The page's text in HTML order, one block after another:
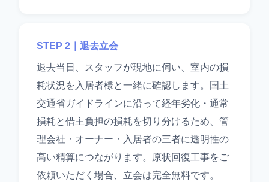
STEP 2｜退去立会
退去当日、スタッフが現地に伺い、室内の損
耗状況を入居者様と一緒に確認します。国土
交通省ガイドラインに沿って経年劣化・通常
損耗と借主負担の損耗を切り分けるため、管
理会社・オーナー・入居者の三者に透明性の
高い精算につながります。原状回復工事をご
依頼いただく場合、立会は完全無料です。